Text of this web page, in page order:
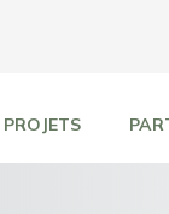
PROJETS